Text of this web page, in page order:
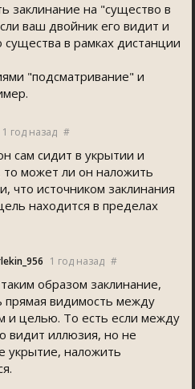
заклинание на "существо в
ваш двойник его видит и
в рамках дистанции
"подсматривание" и
1 год назад #
сам сидит в укрытии и
может ли он наложить
что источником заклинания
находится в пределах
1 год назад #
образом заклинание,
прямая видимость между
и целью. То есть если между
видит иллюзия, но не
укрытие, наложить